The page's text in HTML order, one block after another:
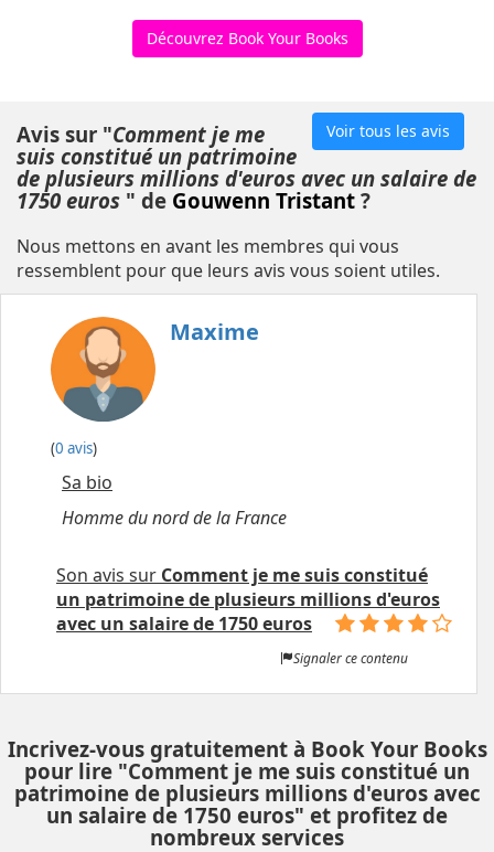
Découvrez Book Your Books
Voir tous les avis
Avis sur "Comment je me
suis constitué un patrimoine
de plusieurs millions d'euros avec un salaire de
1750 euros " de Gouwenn Tristant ?
Nous mettons en avant les membres qui vous
ressemblent pour que leurs avis vous soient utiles.
Maxime
(0 avis)
Sa bio
Homme du nord de la France
Son avis sur Comment je me suis constitué
un patrimoine de plusieurs millions d'euros
avec un salaire de 1750 euros
Signaler ce contenu
Incrivez-vous gratuitement à Book Your Books
pour lire "Comment je me suis constitué un
patrimoine de plusieurs millions d'euros avec
un salaire de 1750 euros" et profitez de
nombreux services